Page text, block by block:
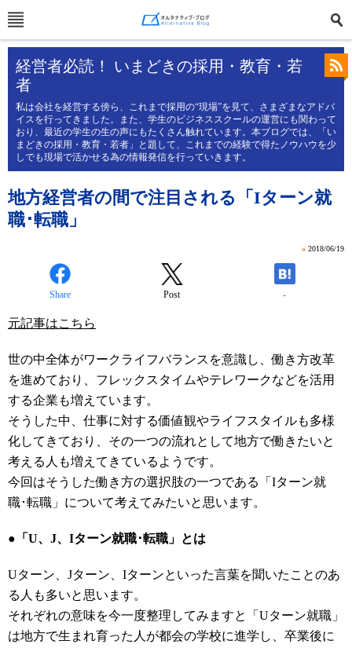
経営者必読！ いまどきの採用・教育・若
者
私は会社を経営する傍ら、これまで採用の“現場”を見て、さまざまなアドバ
イスを行ってきました。また、学生のビジネススクールの運営にも関わって
おり、最近の学生の生の声にもたくさん触れています。本ブログでは、「い
まどきの採用・教育・若者」と題して、これまでの経験で得たノウハウを少
しでも現場で活かせる為の情報発信を行っていきます。
地方経営者の間で注目される「Iターン就
職･転職」
» 2018/06/19
Share Post -
元記事はこちら
世の中全体がワークライフバランスを意識し、働き方改革
を進めており、フレックスタイムやテレワークなどを活用
する企業も増えています。
そうした中、仕事に対する価値観やライフスタイルも多様
化してきており、その一つの流れとして地方で働きたいと
考える人も増えてきているようです。
今回はそうした働き方の選択肢の一つである「Iターン就
職･転職」について考えてみたいと思います。
●「U、J、Iターン就職･転職」とは
Uターン、Jターン、Iターンといった言葉を聞いたことのあ
る人も多いと思います。
それぞれの意味を今一度整理してみますと「Uターン就職」
は地方で生まれ育った人が都会の学校に進学し、卒業後に